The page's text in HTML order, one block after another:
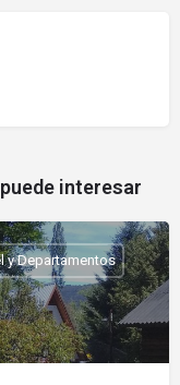
interesar
y Departamentos